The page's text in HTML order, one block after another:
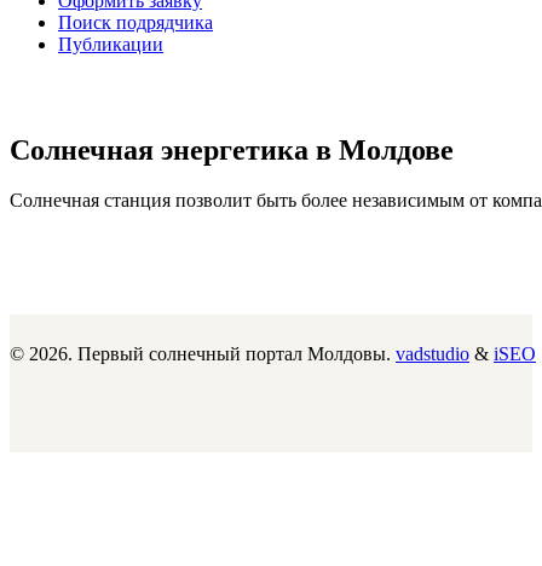
Поиск подрядчика
Публикации
Солнечная энергетика в Молдове
Солнечная станция позволит быть более независимым от
© 2026. Первый солнечный портал Молдовы. vadstudio & iSEO